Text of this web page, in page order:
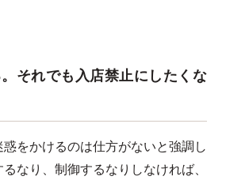
それでも入店禁止にしたくな
をかけるのは仕方がないと強調し
なり、制御するなりしなければ、